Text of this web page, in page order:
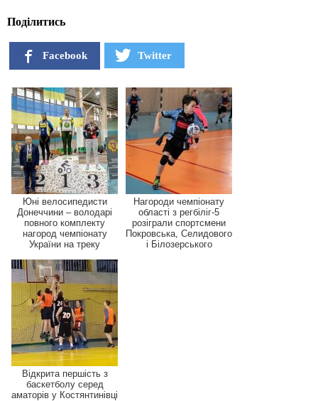
Поділитись
Facebook Twitter
Юні велосипедисти
Донеччини – володарі
повного комплекту
нагород чемпіонату
України на треку
Нагороди чемпіонату
області з регбіліг-5
розіграли спортсмени
Покровська, Селидового
і Білозерського
Відкрита першість з
баскетболу серед
аматорів у Костянтинівці